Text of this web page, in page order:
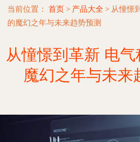
当前位置： 首页 > 产品大全 > 从憧憬
的魔幻之年与未来趋势预测
从憧憬到革新 电
魔幻之年与未来